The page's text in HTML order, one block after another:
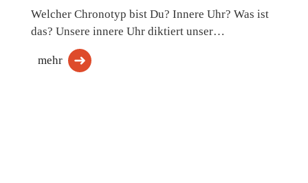
Welcher Chronotyp bist Du? Innere Uhr? Was ist
das? Unsere innere Uhr diktiert unser…
mehr